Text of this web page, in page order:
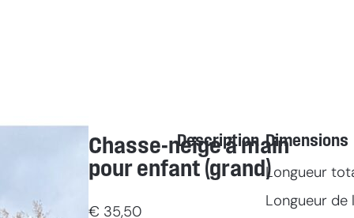
Chasse-neige à main
pour enfant (grand)
€ 35,50
Description Dimensions
Longueur
Longueur de